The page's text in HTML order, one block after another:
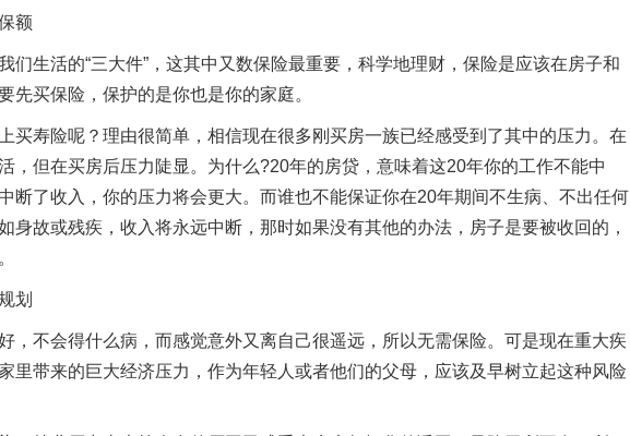
额
们生活的“三大件”，这其中又数保险最重要，科学地理财，保险是应该在房子和
先买保险，保护的是你也是你的家庭。
买寿险呢？理由很简单，相信现在很多刚买房一族已经感受到了其中的压力。在
，但在买房后压力陡显。为什么?20年的房贷，意味着这20年你的工作不能中
断了收入，你的压力将会更大。而谁也不能保证你在20年期间不生病、不出任何
身故或残疾，收入将永远中断，那时如果没有其他的办法，房子是要被收回的，
划
，不会得什么病，而感觉意外又离自己很遥远，所以无需保险。可是现在重大疾
里带来的巨大经济压力，作为年轻人或者他们的父母，应该及早树立起这种风险